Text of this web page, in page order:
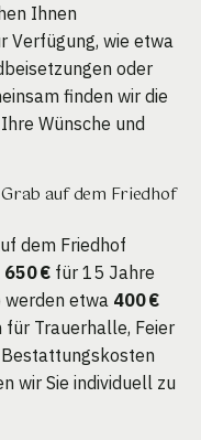
Ihnen
Verfügung, wie etwa
oder
finden wir die
Wünsche und
auf dem Friedhof
dem Friedhof
650 € für 15 Jahre
werden etwa 400 €
für Trauerhalle, Feier
wir Sie individuell zu